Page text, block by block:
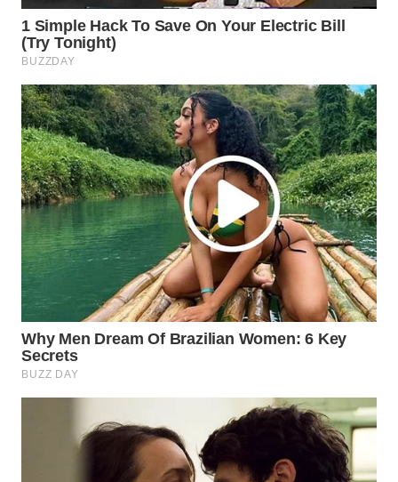
SUMEDANG
WN
CIANJUR
WN
KEPULAUAN
SERIBU
WN
TANGERANG
BINJAI
WN
CIREBON
INDRAMAYU